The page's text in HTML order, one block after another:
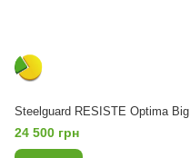
Steelguard RESISTE Optima Big
24 500 грн